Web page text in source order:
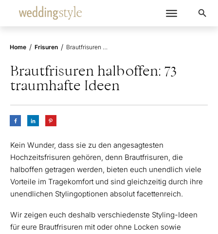
Home / Frisuren / Brautfrisuren halboffen: 73 traumhafte Ideen
Brautfrisuren halboffen: 73
traumhafte Ideen
Kein Wunder, dass sie zu den angesagtesten
Hochzeitsfrisuren gehören, denn Brautfrisuren, die
halboffen getragen werden, bieten euch unendlich viele
Vorteile im Tragekomfort und sind gleichzeitig durch ihre
unendlichen Stylingoptionen absolut facettenreich.
Wir zeigen euch deshalb verschiedenste Styling-Ideen
für eure Brautfrisuren mit oder ohne Locken sowie